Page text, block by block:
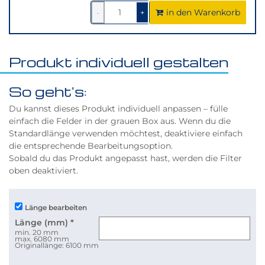
-
1
verringern
+1um
1
erhöhen
in den Warenkorb
Produkt individuell gestalten
So geht's:
Du kannst dieses Produkt individuell anpassen – fülle
einfach die Felder in der grauen Box aus. Wenn du die
Standardlänge verwenden möchtest, deaktiviere einfach
die entsprechende Bearbeitungsoption.
Sobald du das Produkt angepasst hast, werden die Filter
oben deaktiviert.
Länge bearbeiten
Länge (mm) *
min. 20 mm
max. 6080 mm
Originallänge: 6100 mm